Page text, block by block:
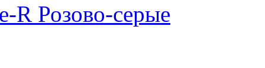
R Розово-серые